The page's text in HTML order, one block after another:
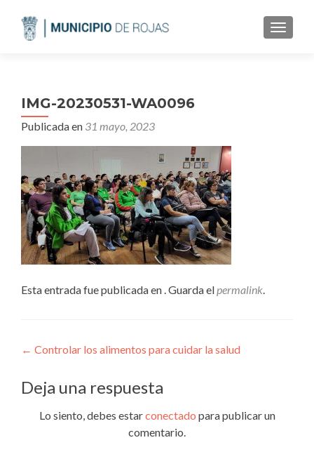
IMG-20230531-WA0096
Publicada en 31 mayo, 2023
Esta entrada fue publicada en . Guarda elpermalink.
Navegación
de
entradas
← Controlar los alimentos para cuidar la salud
Deja una respuesta
Lo siento, debes estarconectado para publicar un
comentario.